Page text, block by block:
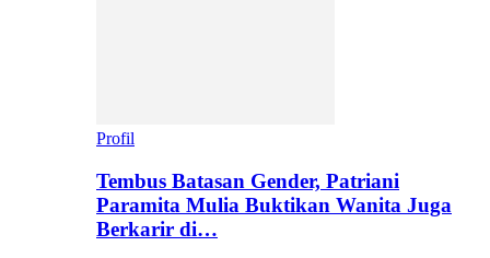
Profil
Tembus Batasan Gender, Patriani
Paramita Mulia Buktikan Wanita Juga
Berkarir di…